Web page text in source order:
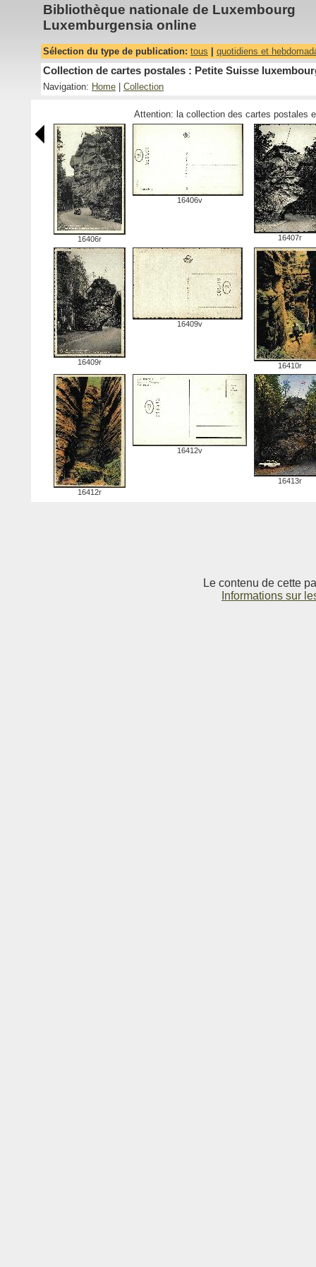
Bibliothèque nationale de Luxembourg
Luxemburgensia online
Sélection du type de publication: tous quotidiens et
Collection de cartes postales : Petite Suisse
Navigation: Home Collection
Attention: la collection des cartes postales
16406r
16406v
16407r
16409r
16409v
16410r
16412r
16412v
16413r
Le contenu de cette
Informations sur